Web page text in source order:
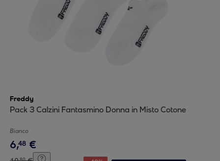
Freddy
Pack 3 Calzini Fantasmino Donna in Misto Cotone
Bianco
6,48 €
80